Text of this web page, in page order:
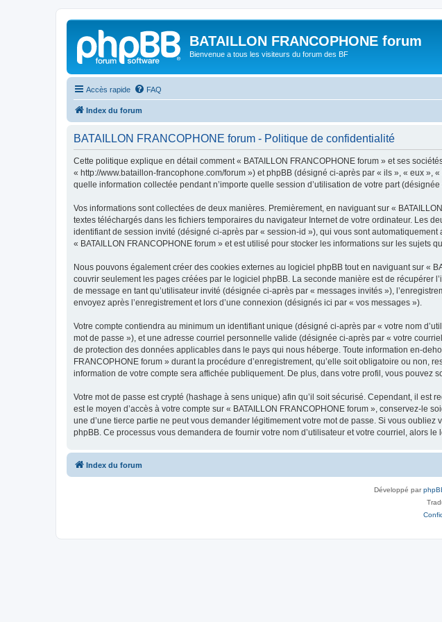
BATAILLON FRANCOPHONE forum
Bienvenue a tous les visiteurs du forum des BF
Accès rapide FAQ
Index du forum
BATAILLON FRANCOPHONE forum - Politique de confidentialité
Cette politique explique en détail comment « BATAILLON FRANCOPHONE forum » et ses
« http://www.bataillon-francophone.com/forum ») et phpBB (désigné ci-après par « ils », « eux
quelle information collectée pendant n’importe quelle session d’utilisation de votre part
Vos informations sont collectées de deux manières. Premièrement, en naviguant sur «
textes téléchargés dans les fichiers temporaires du navigateur Internet de votre ordinateur. Les
identifiant de session invité (désigné ci-après par « session-id »), qui vous sont
« BATAILLON FRANCOPHONE forum » et est utilisé pour stocker les informations sur les sujets
Nous pouvons également créer des cookies externes au logiciel phpBB tout en naviguant sur «
couvrir seulement les pages créées par le logiciel phpBB. La seconde manière est de récupérer
de message en tant qu’utilisateur invité (désignée ci-après par « messages invités »),
envoyez après l’enregistrement et lors d’une connexion (désignés ici par « vos messages »).
Votre compte contiendra au minimum un identifiant unique (désigné ci-après par « votre nom
mot de passe »), et une adresse courriel personnelle valide (désignée ci-après par « votre
de protection des données applicables dans le pays qui nous héberge. Toute information en-
FRANCOPHONE forum » durant la procédure d’enregistrement, qu’elle soit obligatoire ou non,
information de votre compte sera affichée publiquement. De plus, dans votre profil, vous pouvez
Votre mot de passe est crypté (hashage à sens unique) afin qu’il soit sécurisé. Cependant, il
est le moyen d’accès à votre compte sur « BATAILLON FRANCOPHONE forum », conservez-le
une d’une tierce partie ne peut vous demander légitimement votre mot de passe. Si vous
phpBB. Ce processus vous demandera de fournir votre nom d’utilisateur et votre courriel, alors
Index du forum
Développé par